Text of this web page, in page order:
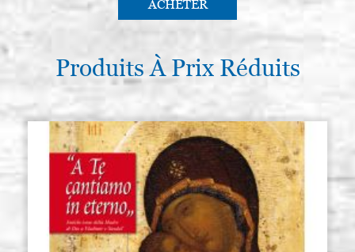
ACHETER
Produits À Prix Réduits